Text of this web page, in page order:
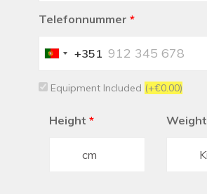
Telefonnummer *
Portugal
+351
Equipment Included (+€0.00)
Height * Weight